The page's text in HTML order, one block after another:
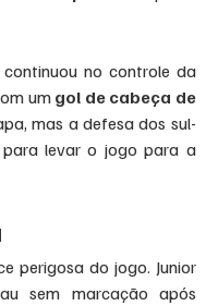
no controle da
um gol de cabeça de
mas a defesa dos sul-
levar o jogo para a
perigosa do jogo. Junior
sem marcação após